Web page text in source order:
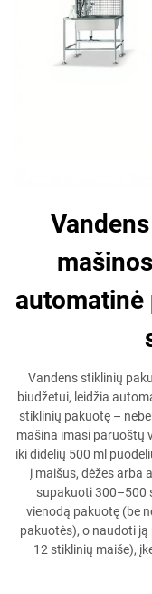
automatinė
Vandens stiklinių
biudžetui, leidžia
stiklinių pakuotę –
mašina imasi paruoštų
iki didelių 500 ml
į maišus, dėžes arba
supakuoti 300–500
vienodą pakuotę (be
pakuotės), o naudoti
12 stiklinių maiše),